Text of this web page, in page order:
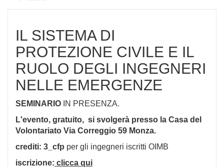
IL SISTEMA DI
PROTEZIONE CIVILE E IL
RUOLO DEGLI INGEGNERI
NELLE EMERGENZE
SEMINARIO IN PRESENZA.
L'evento, gratuito, si svolgerà presso la Casa del
Volontariato Via Correggio 59 Monza.
crediti: 3_cfp per gli ingegneri iscritti OIMB
iscrizione: clicca qui